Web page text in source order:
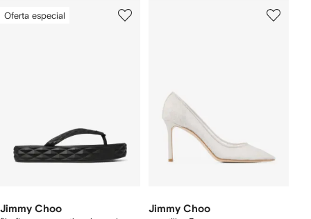
Oferta especial
Jimmy Choo Jimmy Choo